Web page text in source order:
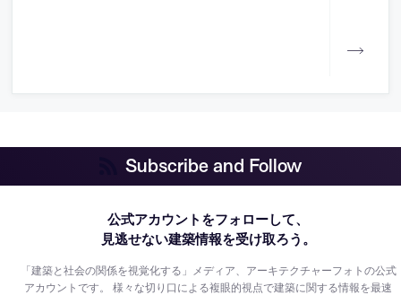
Subscribe and Follow
公式アカウントをフォローして、
見逃せない建築情報を受け取ろう。
「建築と社会の関係を視覚化する」メディア、アーキテクチャーフォトの公式
アカウントです。様々な切り口による複眼的視点で建築に関する情報を最速